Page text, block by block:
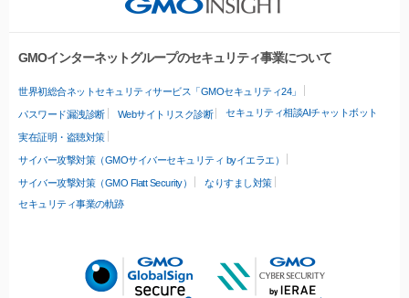
GMOインターネットグループのセキュリティ事業について
世界初総合ネットセキュリティサービス「GMOセキュリティ24」
パスワード漏洩診断 Webサイトリスク診断 セキュリティ相談AIチャットボット
実在証明・盗聴対策
サイバー攻撃対策（GMOサイバーセキュリティ byイエラエ）
サイバー攻撃対策（GMO Flatt Security）
なりすまし対策
セキュリティ事業の軌跡